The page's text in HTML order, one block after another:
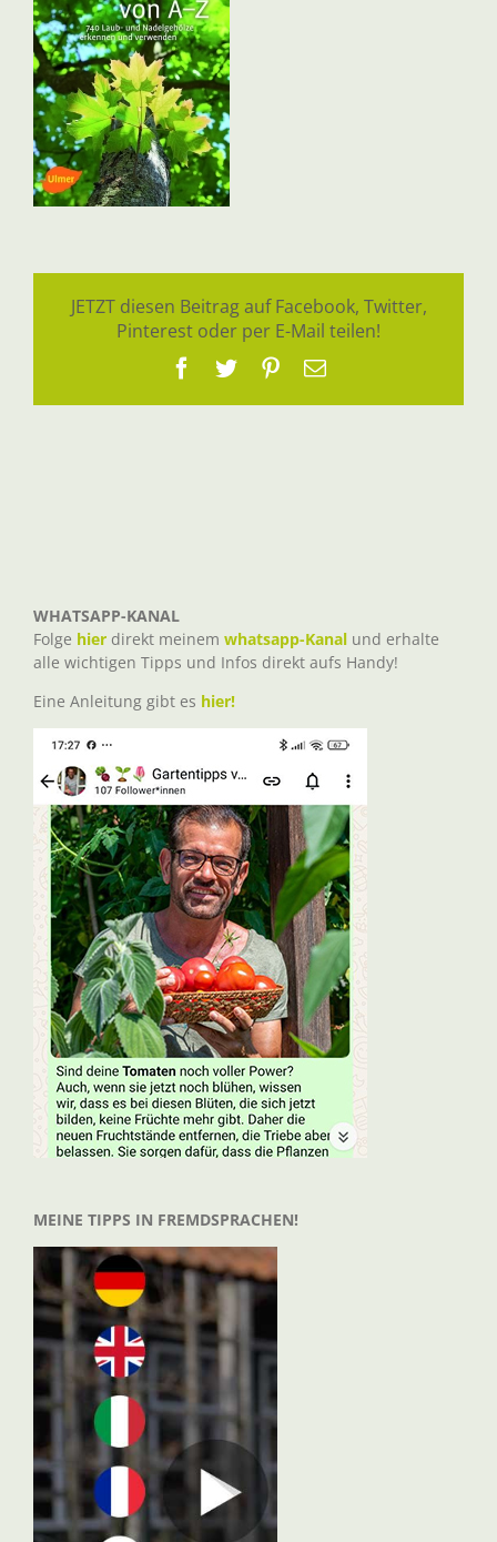
JETZT diesen Beitrag auf Facebook, Twitter,
Pinterest oder per E-Mail teilen!
Facebook
TwitterPinterest
E-
WHATSAPP-KANAL
Folge hier direkt meinem whatsapp-Kanal und erhalte
alle wichtigen Tipps und Infos direkt aufs Handy!
Eine Anleitung gibt es hier!
MEINE TIPPS IN FREMDSPRACHEN!